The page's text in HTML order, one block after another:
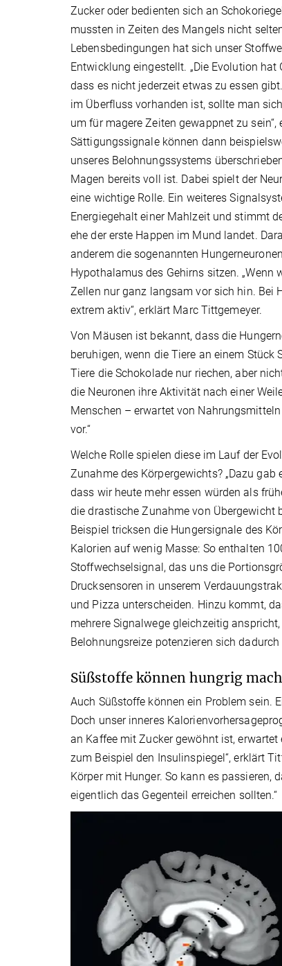
Zucker oder bedienten sich an
mussten in Zeiten des Mangels nicht
Lebensbedingungen hat sich unser
Entwicklung eingestellt. „Die Evolution hat
dass es nicht jederzeit etwas zu essen
im Überfluss vorhanden ist, sollte man
um für magere Zeiten gewappnet zu sein“,
Sättigungssignale können dann
unseres Belohnungssystems
Magen bereits voll ist. Dabei spielt der
eine wichtige Rolle. Ein weiteres
Energiegehalt einer Mahlzeit und stimmt
ehe der erste Happen im Mund landet.
anderem die sogenannten
Hypothalamus des Gehirns sitzen. „Wenn
Zellen nur ganz langsam vor sich hin. Bei
extrem aktiv“, erklärt Marc Tittgemeyer.
Von Mäusen ist bekannt, dass die
beruhigen, wenn die Tiere an einem
Tiere die Schokolade nur riechen, aber
die Neuronen ihre Aktivität nach einer
Menschen – erwartet von
vor.“
Welche Rolle spielen diese im Lauf der
Zunahme des Körpergewichts? „Dazu
dass wir heute mehr essen würden als
die drastische Zunahme von Übergewicht
Beispiel tricksen die Hungersignale des
Kalorien auf wenig Masse: So enthalten
Stoffwechselsignal, das uns die
Drucksensoren in unserem
und Pizza unterscheiden. Hinzu kommt,
mehrere Signalwege gleichzeitig
Belohnungsreize potenzieren sich
Süßstoffe können hungrig
Auch Süßstoffe können ein Problem sein.
Doch unser inneres
an Kaffee mit Zucker gewöhnt ist,
zum Beispiel den Insulinspiegel“, erklärt
Körper mit Hunger. So kann es
eigentlich das Gegenteil erreichen sollten.“